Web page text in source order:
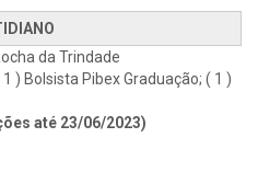
da Trindade
) Bolsista Pibex Graduação; ( 1 )
até 23/06/2023)